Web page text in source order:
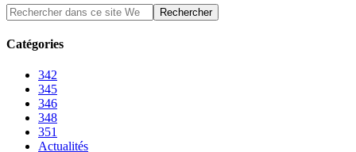
Catégories
342
345
346
348
351
Actualités